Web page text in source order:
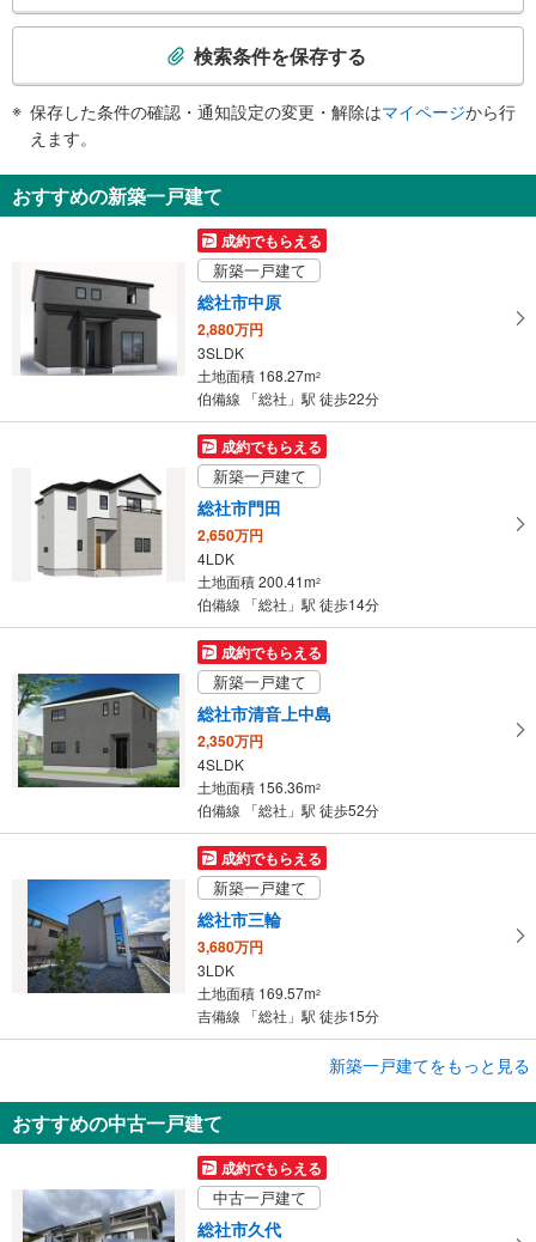
・改札⇔東口
【ＪＲ】【井原鉄道】
《車椅子対応》《ベビーベッド》
・改札外
その他
【ＪＲ】
・移動式階段昇降機
検
知
を
条
存
る
検索条件を保存する
保存した条件の確認・通知設定の変更・解除はマイページから行
えます。
おすすめの新築一戸建て
成約でもらえる
新築一戸建て
総社市中原
2,880万円
3SLDK
土地面積 168.27m2
伯備線 「総社」駅 徒歩22分
成約でもらえる
新築一戸建て
総社市門田
2,650万円
4LDK
土地面積 200.41m2
伯備線 「総社」駅 徒歩14分
成約でもらえる
新築一戸建て
総社市清音上中島
2,350万円
4SLDK
土地面積 156.36m2
伯備線 「総社」駅 徒歩52分
成約でもらえる
新築一戸建て
総社市三輪
3,680万円
3LDK
土地面積 169.57m2
吉備線 「総社」駅 徒歩15分
総社市井尻野
2,480万円
4LDK
土地面積 151.75m
伯備線 「総社」駅 徒歩23分
新築一戸建てをもっと見る
おすすめの中古一戸建て
成約でもらえる
中古一戸建て
総社市久代